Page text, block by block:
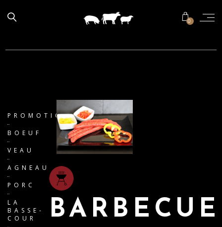
0
BARBECUE
PROMOTIONS
BOEUF
VEAU
AGNEAU
PORC
LA
BASSE-
COUR